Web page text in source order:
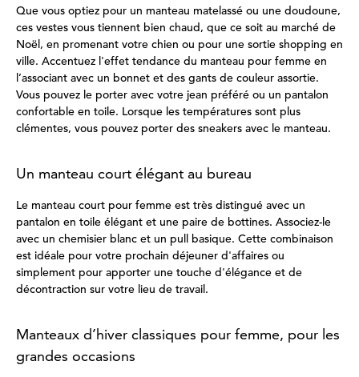
Que vous optiez pour un manteau matelassé ou une doudoune,
ces vestes vous tiennent bien chaud, que ce soit au marché de
Noël, en promenant votre chien ou pour une sortie shopping en
ville. Accentuez l'effet tendance du manteau pour femme en
l’associant avec un bonnet et des gants de couleur assortie.
Vous pouvez le porter avec votre jean préféré ou un pantalon
confortable en toile. Lorsque les températures sont plus
clémentes, vous pouvez porter des sneakers avec le manteau.
Un manteau court élégant au bureau
Le manteau court pour femme est très distingué avec un
pantalon en toile élégant et une paire de bottines. Associez-le
avec un chemisier blanc et un pull basique. Cette combinaison
est idéale pour votre prochain déjeuner d'affaires ou
simplement pour apporter une touche d'élégance et de
décontraction sur votre lieu de travail.
Manteaux d’hiver classiques pour femme, pour les
grandes occasions